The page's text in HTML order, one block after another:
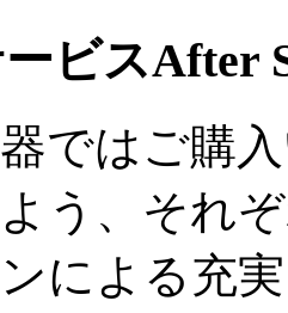
ビスAfter
ではご購
う、それ
による充